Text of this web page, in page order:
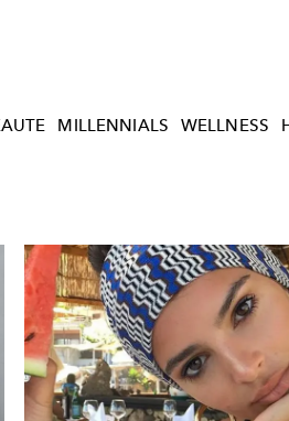
MILLENNIALS WELLNESS